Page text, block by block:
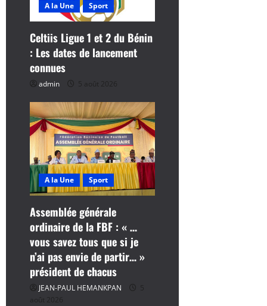
’
a
r
t
i
c
l
e
A la Une Sport
Celtiis Ligue 1 et 2 du Bénin
: Les dates de lancement
connues
admin 5 août 2026
A la Une Sport
Assemblée générale
ordinaire de la FBF : « …
vous savez tous que si je
n’ai pas envie de partir… »
président de chacus
JEAN-PAUL HEMANKPAN
5
août 2026